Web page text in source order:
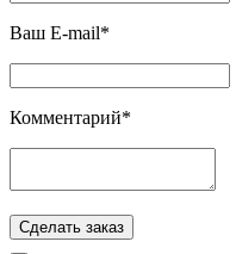
Ваш E-mail*
Комментарий*
Сделать заказ